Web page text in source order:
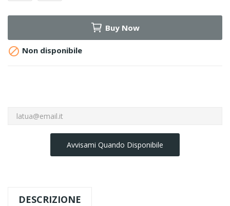
Buy Now
 Non disponibile
Avvisami Quando Disponibile
DESCRIZIONE